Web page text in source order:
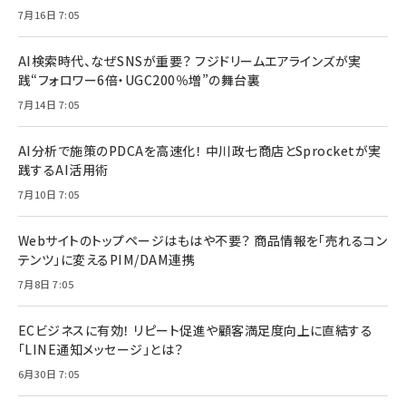
7月16日 7:05
AI検索時代、なぜSNSが重要？ フジドリームエアラインズが実
践“フォロワー6倍・UGC200％増”の舞台裏
7月14日 7:05
AI分析で施策のPDCAを高速化！ 中川政七商店とSprocketが実
践するAI活用術
7月10日 7:05
Webサイトのトップページはもはや不要？ 商品情報を「売れるコン
テンツ」に変えるPIM/DAM連携
7月8日 7:05
ECビジネスに有効！ リピート促進や顧客満足度向上に直結する
「LINE通知メッセージ」とは？
6月30日 7:05